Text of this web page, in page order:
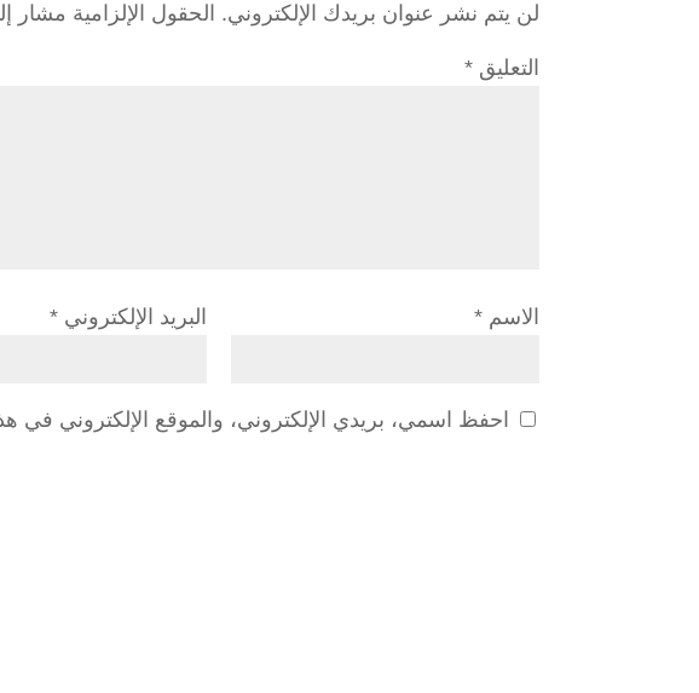
لن يتم نشر عنوان بريدك الإلكتروني. الحقول الإلزامية مشار
التعليق *
الاسم * البريد الإلكتروني *
احفظ اسمي، بريدي الإلكتروني، والموقع الإلكتروني في